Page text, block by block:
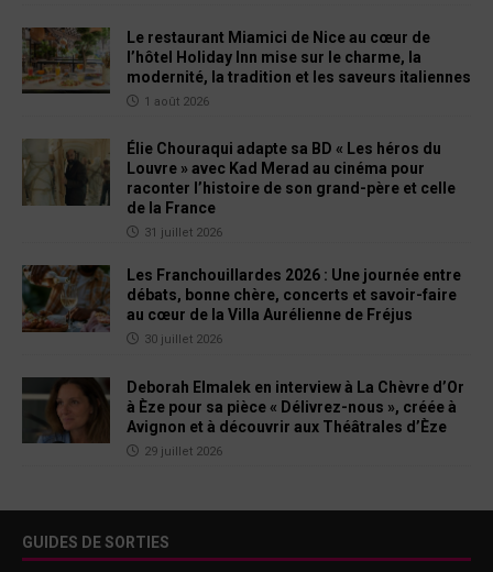
Le restaurant Miamici de Nice au cœur de
l’hôtel Holiday Inn mise sur le charme, la
modernité, la tradition et les saveurs italiennes
1 août 2026
Élie Chouraqui adapte sa BD « Les héros du
Louvre » avec Kad Merad au cinéma pour
raconter l’histoire de son grand-père et celle
de la France
31 juillet 2026
Les Franchouillardes 2026 : Une journée entre
débats, bonne chère, concerts et savoir-faire
au cœur de la Villa Aurélienne de Fréjus
30 juillet 2026
Deborah Elmalek en interview à La Chèvre d’Or
à Èze pour sa pièce « Délivrez-nous », créée à
Avignon et à découvrir aux Théâtrales d’Èze
29 juillet 2026
GUIDES DE SORTIES